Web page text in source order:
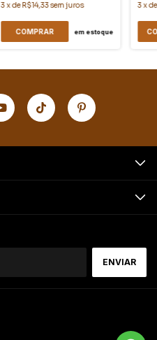
3xde R$14,33sem juros
COMPRAR em estoque
3x